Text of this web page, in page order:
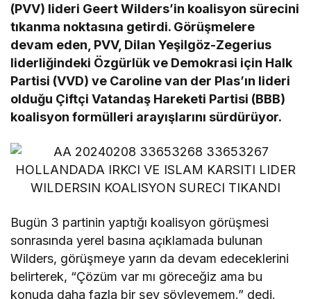
(PVV) lideri Geert Wilders’in koalisyon sürecini
tıkanma noktasına getirdi. Görüşmelere
devam eden, PVV, Dilan Yeşilgöz-Zegerius
liderliğindeki Özgürlük ve Demokrasi için Halk
Partisi (VVD) ve Caroline van der Plas’ın lideri
olduğu Çiftçi Vatandaş Hareketi Partisi (BBB)
koalisyon formülleri arayışlarını sürdürüyor.
Bugün 3 partinin yaptığı koalisyon görüşmesi
sonrasında yerel basına açıklamada bulunan
Wilders, görüşmeye yarın da devam edeceklerini
belirterek, “Çözüm var mı göreceğiz ama bu
konuda daha fazla bir şey söyleyemem.” dedi.